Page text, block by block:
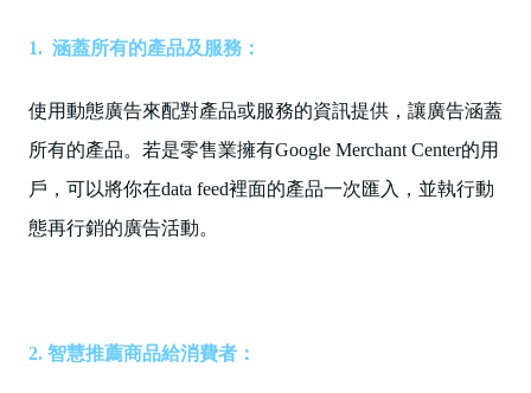
1. 涵蓋所有的產品及服務：
使用動態廣告來配對產品或服務的資訊提供，讓廣告涵蓋
所有的產品。若是零售業擁有Google Merchant Center的用
戶，可以將你在data feed裡面的產品一次匯入，並執行動
態再行銷的廣告活動。
2. 智慧推薦商品給消費者：